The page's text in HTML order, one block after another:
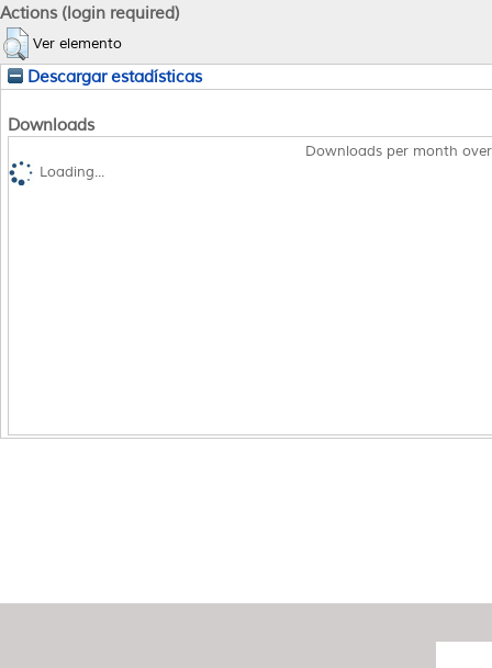
Actions (login required)
Ver elemento
Descargar estadísticas
Downloads
Downloads per month
Loading...